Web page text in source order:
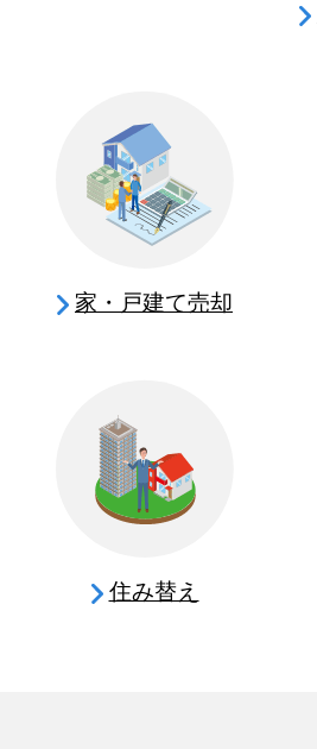
家・戸建て売却
住み替え